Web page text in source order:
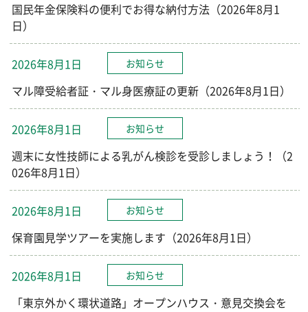
国民年金保険料の便利でお得な納付方法（2026年8月1
日）
2026年8月1日 お知らせ
マル障受給者証・マル身医療証の更新（2026年8月1日）
2026年8月1日 お知らせ
週末に女性技師による乳がん検診を受診しましょう！（2
026年8月1日）
2026年8月1日 お知らせ
保育園見学ツアーを実施します（2026年8月1日）
2026年8月1日 お知らせ
「東京外かく環状道路」オープンハウス・意見交換会を